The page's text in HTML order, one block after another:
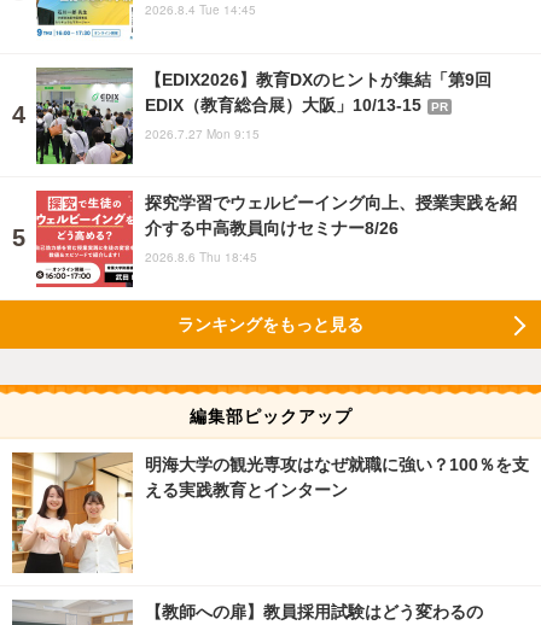
2026.8.4 Tue 14:45
【EDIX2026】教育DXのヒントが集結「第9回
EDIX（教育総合展）大阪」10/13-15
PR
2026.7.27 Mon 9:15
探究学習でウェルビーイング向上、授業実践を紹
介する中高教員向けセミナー8/26
2026.8.6 Thu 18:45
ランキングをもっと見る
編集部ピックアップ
明海大学の観光専攻はなぜ就職に強い？100％を支
える実践教育とインターン
【教師への扉】教員採用試験はどう変わるの